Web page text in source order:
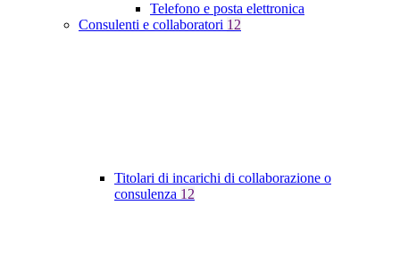
Telefono e posta elettronica
Consulenti e collaboratori 12
Titolari di incarichi di collaborazione o
consulenza 12